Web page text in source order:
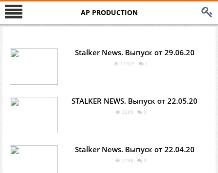
AP PRODUCTION
Stalker News. Выпуск от 29.06.20
11923 1
STALKER NEWS. Выпуск от 22.05.20
3289 0
Stalker News. Выпуск от 22.04.20
2798 5